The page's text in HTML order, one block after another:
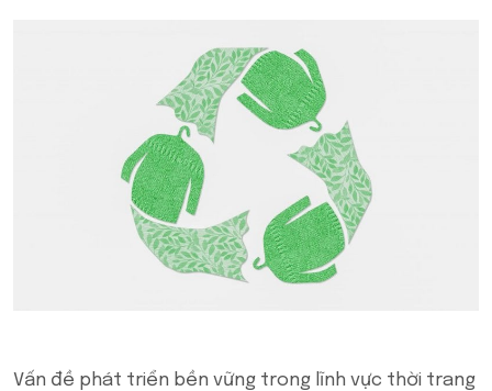
Vấn đề phát triển bền vững trong lĩnh vực thời trang